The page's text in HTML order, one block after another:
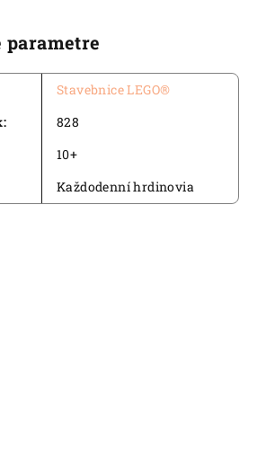
parametre
Stavebnice LEGO®
:
828
10+
Každodenní hrdinovia